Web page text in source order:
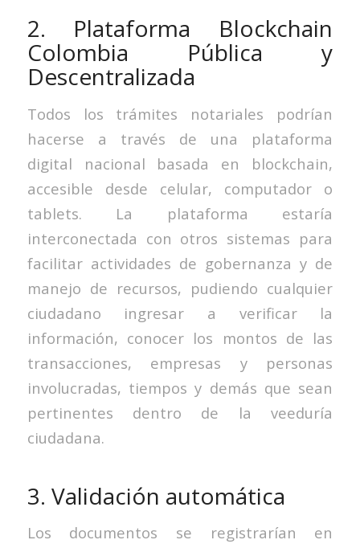
2. Plataforma Blockchain
Colombia Pública y
Descentralizada
Todos los trámites notariales podrían
hacerse a través de una plataforma
digital nacional basada en blockchain,
accesible desde celular, computador o
tablets. La plataforma estaría
interconectada con otros sistemas para
facilitar actividades de gobernanza y de
manejo de recursos, pudiendo cualquier
ciudadano ingresar a verificar la
información, conocer los montos de las
transacciones, empresas y personas
involucradas, tiempos y demás que sean
pertinentes dentro de la veeduría
ciudadana.
3. Validación automática
Los documentos se registrarían en